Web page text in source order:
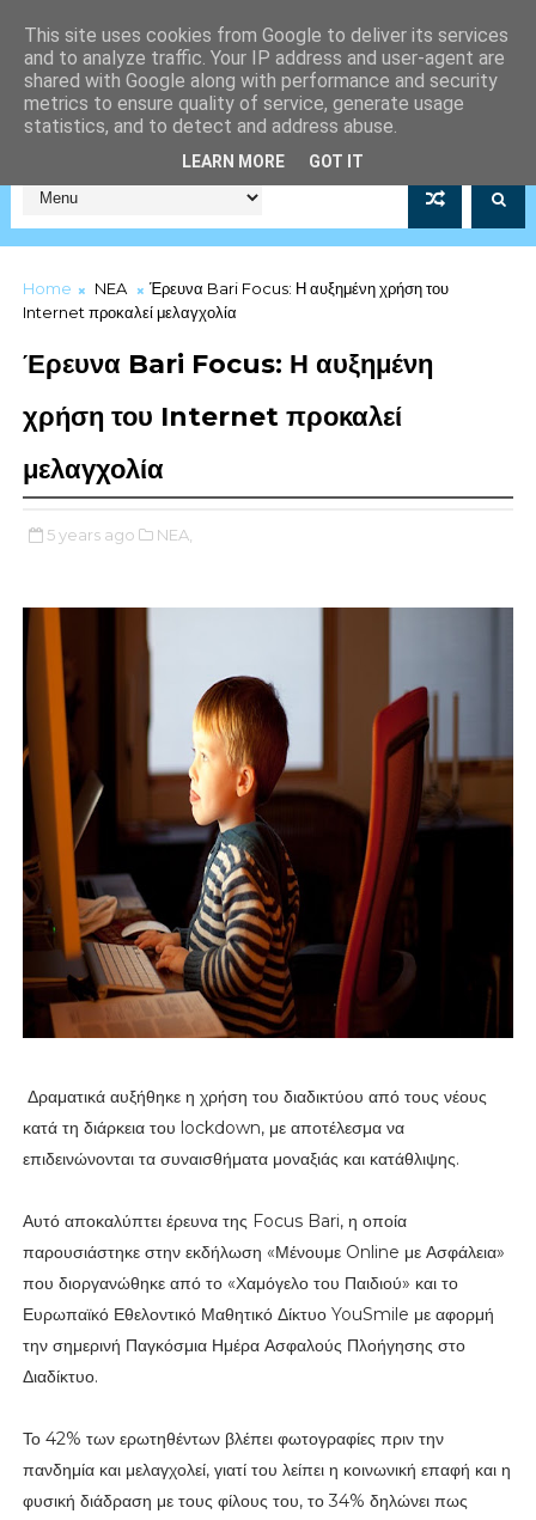
Home NEA
Έρευνα Bari Focus: Η αυξημένη χρήση του
Internet προκαλεί μελαγχολία
Έρευνα Bari Focus: Η αυξημένη
χρήση του Internet προκαλεί
μελαγχολία
5 years ago NEA,
Δραματικά αυξήθηκε η χρήση του διαδικτύου από τους νέους
κατά τη διάρκεια του lockdown, με αποτέλεσμα να
επιδεινώνονται τα συναισθήματα μοναξιάς και κατάθλιψης.
Αυτό αποκαλύπτει έρευνα της Focus Bari, η οποία
παρουσιάστηκε στην εκδήλωση «Μένουμε Online με Ασφάλεια»
που διοργανώθηκε από το «Χαμόγελο του Παιδιού» και το
Ευρωπαϊκό Εθελοντικό Μαθητικό Δίκτυο YouSmile με αφορμή
την σημερινή Παγκόσμια Ημέρα Ασφαλούς Πλοήγησης στο
Διαδίκτυο.
Το 42% των ερωτηθέντων βλέπει φωτογραφίες πριν την
πανδημία και μελαγχολεί, γιατί του λείπει η κοινωνική επαφή και η
φυσική διάδραση με τους φίλους του, το 34% δηλώνει πως
This site uses cookies from Google to deliver its services
and to analyze traffic. Your IP address and user-agent are
shared with Google along with performance and security
metrics to ensure quality of service, generate usage
statistics, and to detect and address abuse.
LEARN MORE GOT IT